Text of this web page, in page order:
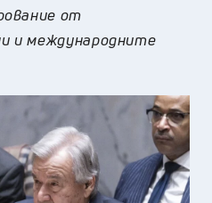
от
и международните